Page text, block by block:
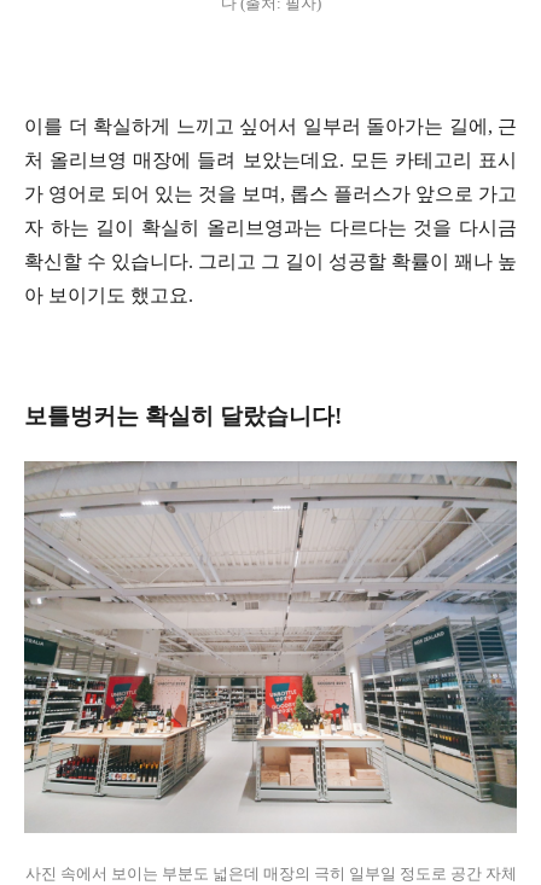
이를 더 확실하게 느끼고 싶어서 일부러 돌아가는 길에, 근
처 올리브영 매장에 들려 보았는데요. 모든 카테고리 표시
가 영어로 되어 있는 것을 보며, 롭스 플러스가 앞으로 가고
자 하는 길이 확실히 올리브영과는 다르다는 것을 다시금
확신할 수 있습니다. 그리고 그 길이 성공할 확률이 꽤나 높
아 보이기도 했고요.
보틀벙커는 확실히 달랐습니다!
사진 속에서 보이는 부분도 넓은데 매장의 극히 일부일 정도로 공간 자체